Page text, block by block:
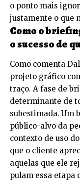
o ponto mais
justamente o que
Como o
o sucesso de
Como comenta
projeto gráfico
traço. A fase de
determinante de
subestimada. Um
público-alvo da
contexto de uso
que o cliente
aquelas que ele
pulam essa etapa